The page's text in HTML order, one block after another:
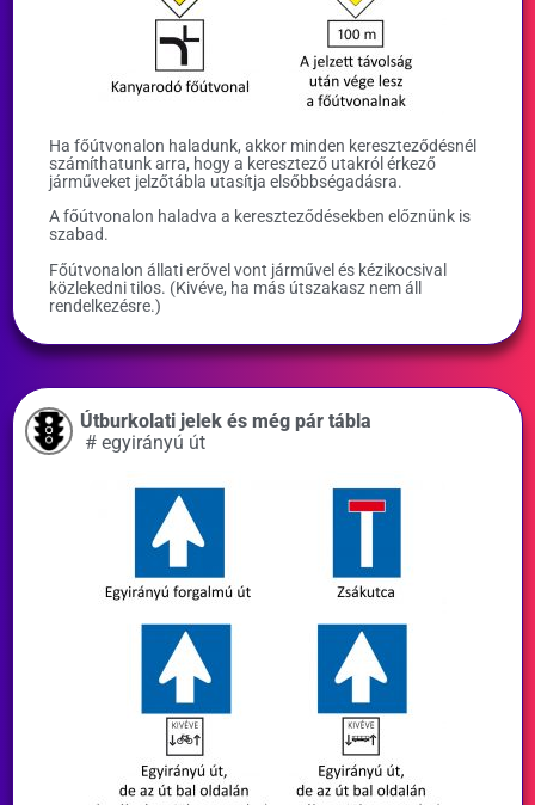
Ha főútvonalon haladunk, akkor minden kereszteződésnél
számíthatunk arra, hogy a keresztező utakról érkező
járműveket jelzőtábla utasítja elsőbbségadásra.
A főútvonalon haladva a kereszteződésekben előznünk is
szabad.
Főútvonalon állati erővel vont járművel és kézikocsival
közlekedni tilos. (Kivéve, ha más útszakasz nem áll
rendelkezésre.)
Útburkolati jelek és még pár tábla
# egyirányú út